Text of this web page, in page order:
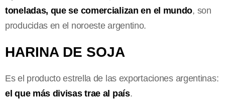
toneladas, que se comercializan en el mundo, son
producidas en el noroeste argentino.
HARINA DE SOJA
Es el producto estrella de las exportaciones argentinas:
el que más divisas trae al país.